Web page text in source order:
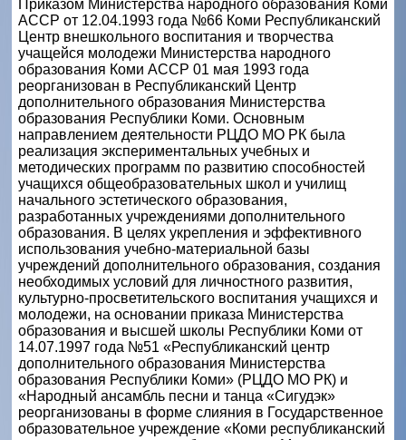
Приказом Министерства народного образования Коми
АССР от 12.04.1993 года №66 Коми Республиканский
Центр внешкольного воспитания и творчества
учащейся молодежи Министерства народного
образования Коми АССР 01 мая 1993 года
реорганизован в Республиканский Центр
дополнительного образования Министерства
образования Республики Коми. Основным
направлением деятельности РЦДО МО РК была
реализация экспериментальных учебных и
методических программ по развитию способностей
учащихся общеобразовательных школ и училищ
начального эстетического образования,
разработанных учреждениями дополнительного
образования. В целях укрепления и эффективного
использования учебно-материальной базы
учреждений дополнительного образования, создания
необходимых условий для личностного развития,
культурно-просветительского воспитания учащихся и
молодежи, на основании приказа Министерства
образования и высшей школы Республики Коми от
14.07.1997 года №51 «Республиканский центр
дополнительного образования Министерства
образования Республики Коми» (РЦДО МО РК) и
«Народный ансамбль песни и танца «Сигудэк»
реорганизованы в форме слияния в Государственное
образовательное учреждение «Коми республиканский